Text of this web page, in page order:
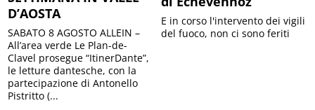
D’AOSTA
SABATO 8 AGOSTO ALLEIN –
All’area verde Le Plan-de-
Clavel prosegue “ItinerDante”,
le letture dantesche, con la
partecipazione di Antonello
Pistritto (...
E in corso l'intervento dei vigili
del fuoco, non ci sono feriti